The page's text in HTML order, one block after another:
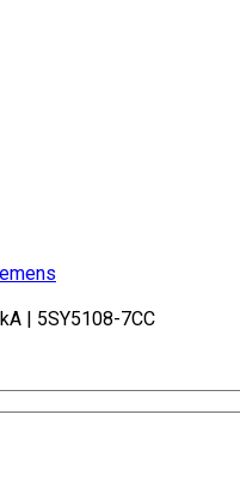
| 5SY5108-7CC